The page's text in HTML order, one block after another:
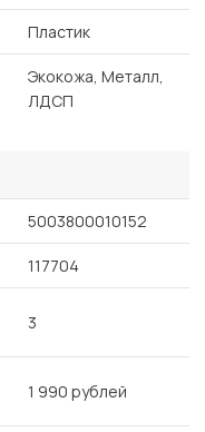
Пластик
Экокожа, Металл,
ЛДСП
5003800010152
117704
3
1 990 рублей